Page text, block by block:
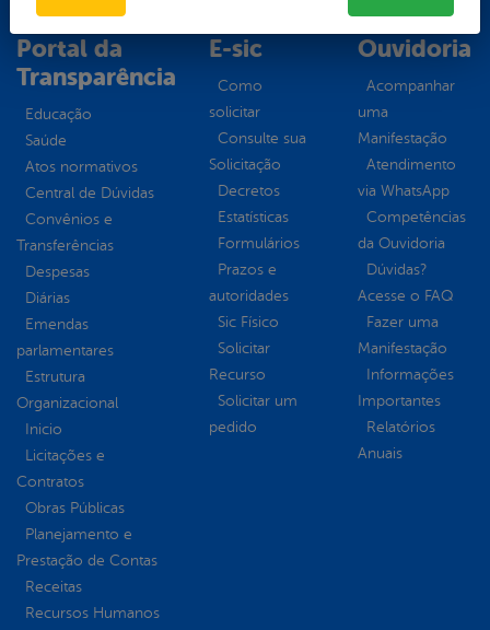
Portal da
Transparência
Educação
Saúde
Atos normativos
Central de Dúvidas
Convênios e
Transferências
Despesas
Diárias
Emendas
parlamentares
Estrutura
Organizacional
Inicio
Licitações e
Contratos
Obras Públicas
Planejamento e
Prestação de Contas
Receitas
Recursos Humanos
E-sic
Como
solicitar
Consulte sua
Solicitação
Decretos
Estatísticas
Formulários
Prazos e
autoridades
Sic Físico
Solicitar
Recurso
Solicitar um
pedido
Ouvidoria
Acompanhar
uma
Manifestação
Atendimento
via WhatsApp
Competências
da Ouvidoria
Dúvidas?
Acesse o FAQ
Fazer uma
Manifestação
Informações
Importantes
Relatórios
Anuais